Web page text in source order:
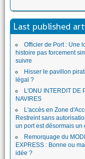
Last published
Officier de Port : Une
histoire pas forcement
suivre
Hisser le pavillon
légal ?
L'ONU INTERDIT DE
NAVIRES
L'accès en Zone
Restreint sans
un port est désormais un
Remorquage du
EXPRESS : Bonne ou
idée ?